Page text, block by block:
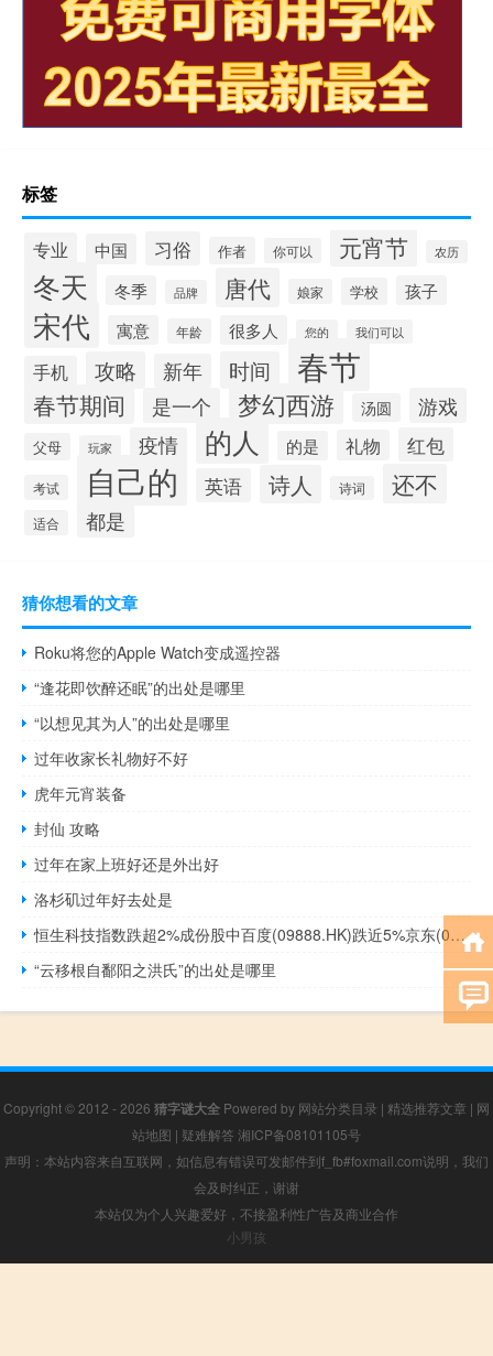
标签
专业 中国 习俗 作者 你可以 元宵节 农历
冬天 冬季 品牌 唐代 娘家 学校 孩子
宋代 寓意 年龄 很多人 您的 我们可以
手机 攻略 新年 时间 春节
春节期间 是一个 梦幻西游 汤圆 游戏
父母 玩家 疫情 的人 的是 礼物 红包
考试 自己的 英语 诗人 诗词 还不
适合 都是
猜你想看的文章
Roku将您的Apple Watch变成遥控器
“逢花即饮醉还眠”的出处是哪里
“以想见其为人”的出处是哪里
过年收家长礼物好不好
虎年元宵装备
封仙 攻略
过年在家上班好还是外出好
洛杉矶过年好去处是
恒生科技指数跌超2%成份股中百度(09888.HK)跌近5%京东(09618.HK)、哔哩哔哩(09626.HK)跌超3%美团(03690.HK)跌超2%
“云移根自鄱阳之洪氏”的出处是哪里
Copyright © 2012 - 2026 猜字谜大全 Powered by 网站分类目录 | 精选推荐文章 | 网
站地图 | 疑难解答 湘ICP备08101105号
声明：本站内容来自互联网，如信息有错误可发邮件到f_fb#foxmail.com说明，我们
会及时纠正，谢谢
本站仅为个人兴趣爱好，不接盈利性广告及商业合作
小男孩